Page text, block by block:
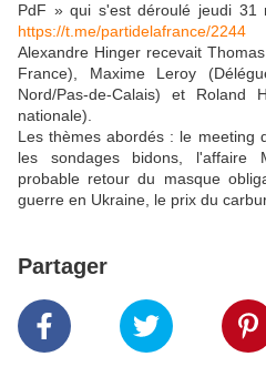
PdF » qui s'est déroulé jeudi 31
https://t.me/partidelafrance/2244
Alexandre Hinger recevait
France), Maxime Leroy
Nord/Pas-de-Calais) et Roland
nationale).
Les thèmes abordés : le meeting
les sondages bidons, l'affaire
probable retour du masque
guerre en Ukraine, le prix du
Partager